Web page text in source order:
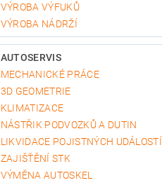
VÝROBA VÝFUKŮ
VÝROBA NÁDRŽÍ
AUTOSERVIS
MECHANICKÉ PRÁCE
3D GEOMETRIE
KLIMATIZACE
NÁSTŘIK PODVOZKŮ A DUTIN
LIKVIDACE POJISTNÝCH UDÁLOSTÍ
ZAJIŠŤĚNÍ STK
VÝMĚNA AUTOSKEL